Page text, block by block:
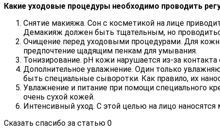
Какие уходовые процедуры необходимо проводить
Снятие макияжа. Сон с косметикой на лице
Демакияж должен быть тщательным, но
Очищение перед уходовыми процедурами. Для
предпочтение щадящим пенкам для умывания.
Тонизирование. рH кожи нарушается из-за
Дополнительное увлажнение. Один только
быть специальные сыворотки. Как правило, их
Увлажнение и питание при помощи специального
очень сухой кожей.
Интенсивный уход. С этой целью на лицо
Сказать спасибо за статью 0